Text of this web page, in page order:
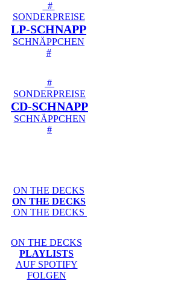
#
SONDERPREISE
LP-SCHNAPP
SCHNÄPPCHEN
#
#
SONDERPREISE
CD-SCHNAPP
SCHNÄPPCHEN
#
ON THE DECKS
ON THE DECKS
ON THE DECKS
ON THE DECKS
PLAYLISTS
AUF SPOTIFY
FOLGEN